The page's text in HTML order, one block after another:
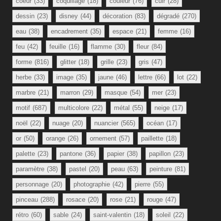
dessin (23) disney (44) décoration (83) dégradé (270)
eau (38) encadrement (35) espace (21) femme (16)
feu (42) feuille (16) flamme (30) fleur (84)
forme (816) glitter (18) grille (23) gris (47)
herbe (33) image (35) jaune (46) lettre (66) lot (22)
marbre (21) marron (29) masque (54) mer (23)
motif (687) multicolore (22) métal (55) neige (17)
noël (22) nuage (20) nuancier (565) océan (17)
or (50) orange (26) ornement (57) paillette (18)
palette (23) pantone (36) papier (38) papillon (23)
paramètre (38) pastel (20) peau (63) peinture (81)
personnage (20) photographie (42) pierre (55)
pinceau (288) rosace (20) rose (21) rouge (47)
rétro (60) sable (24) saint-valentin (18) soleil (22)